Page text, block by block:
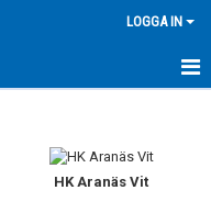
LOGGA IN
HK Aranäs Vit